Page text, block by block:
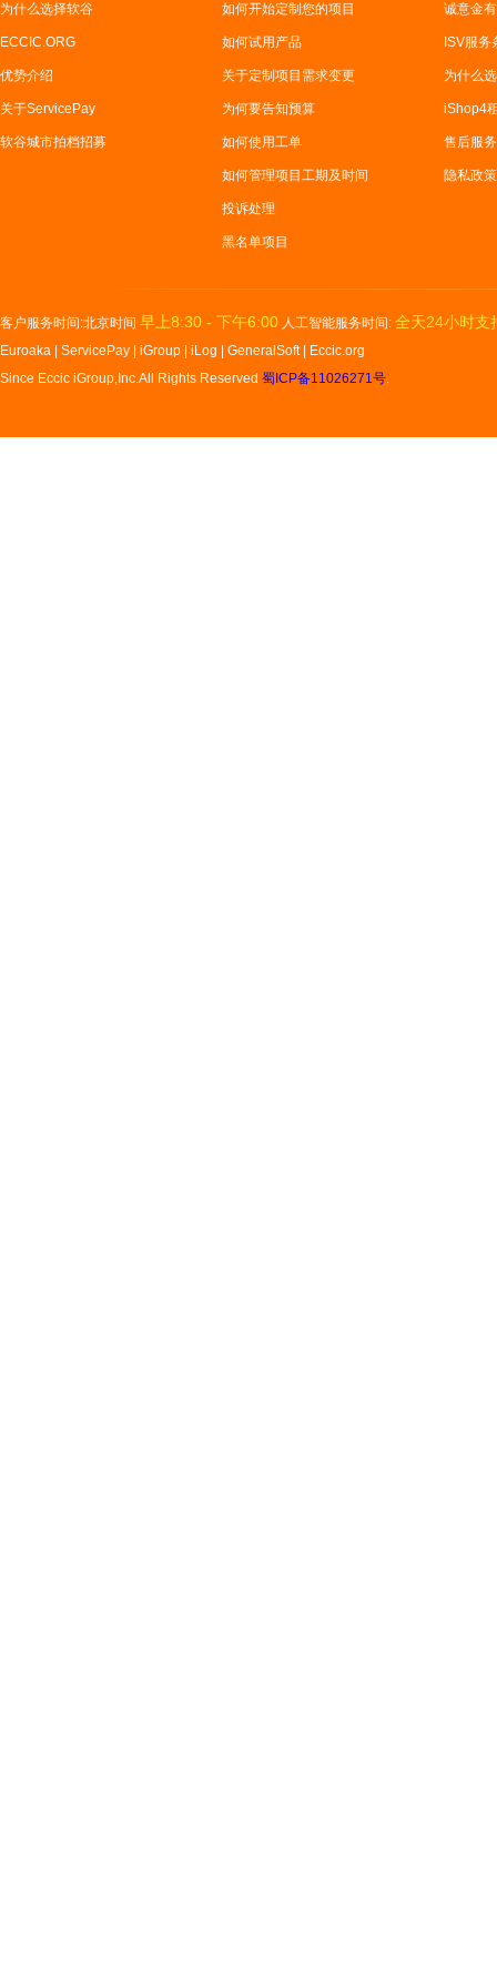
为什么选择软谷
ECCIC.ORG
优势介绍
关于ServicePay
软谷城市拍档招募
如何开始定制您的项目
如何试用产品
关于定制项目需求变更
为何要告知预算
如何使用工单
如何管理项目工期及时间
投诉处理
黑名单项目
诚意金
ISV服务
为什么
iShop4
售后服务
隐私政策
客户服务时间:北京时间 早上8:30 - 下午6:00 人工智能服务时间: 全天24小时支
Euroaka ServicePay iGroup iLog GeneralSoft|
Eccic.org
Since Eccic iGroup,Inc.All Rights Reserved 蜀ICP备11026271号.